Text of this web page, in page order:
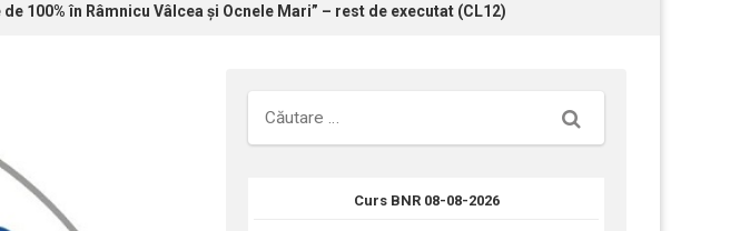
100% în Râmnicu Vâlcea și Ocnele Mari” – rest de executat (CL12)
Căutare
Curs BNR 08-08-2026